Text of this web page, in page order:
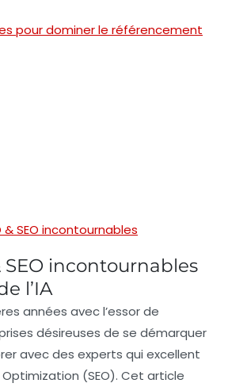
pour dominer le référencement
SEO incontournables
SEO incontournables
l’IA
années avec l’essor de
désireuses de se démarquer
avec des experts qui excellent
Optimization (SEO). Cet article